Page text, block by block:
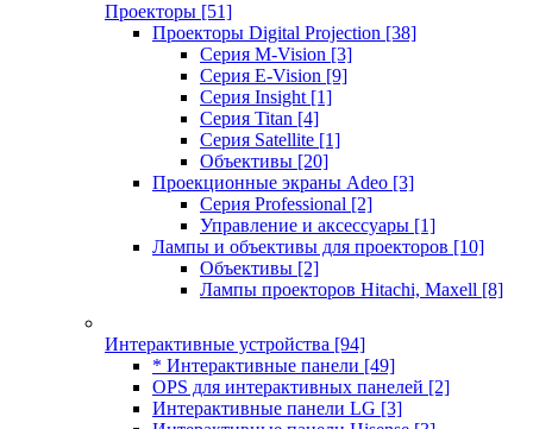
Проекторы [51]
Проекторы Digital Projection [38]
Серия M-Vision [3]
Серия E-Vision [9]
Серия Insight [1]
Серия Titan [4]
Серия Satellite [1]
Объективы [20]
Проекционные экраны Adeo [3]
Серия Professional [2]
Управление и аксессуары [1]
Лампы и объективы для проекторов [10]
Объективы [2]
Лампы проекторов Hitachi, Maxell [8]
Интерактивные устройства [94]
* Интерактивные панели [49]
OPS для интерактивных панелей [2]
Интерактивные панели LG [3]